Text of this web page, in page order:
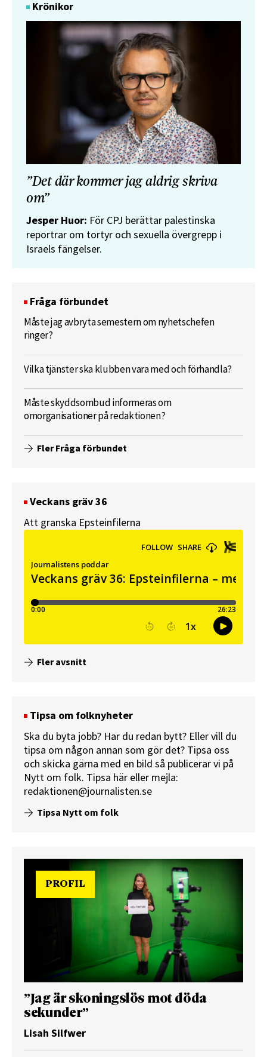
Krönikor
”Det där kommer jag aldrig skriva
om”
Jesper Huor: För CPJ berättar palestinska
reportrar om tortyr och sexuella övergrepp i
Israels fängelser.
Fråga förbundet
Måste jag avbryta semestern om nyhetschefen
ringer?
Vilka tjänster ska klubben vara med och förhandla?
Måste skyddsombud informeras om
omorganisationer på redaktionen?
Fler Fråga förbundet
Veckans gräv 36
Att granska Epsteinfilerna
Fler avsnitt
Tipsa om folknyheter
Ska du byta jobb? Har du redan bytt? Eller vill du
tipsa om någon annan som gör det? Tipsa oss
och skicka gärna med en bild så publicerar vi på
Nytt om folk. Tipsa här eller mejla:
redaktionen@journalisten.se
Tipsa Nytt om folk
PROFIL
”Jag är skoningslös mot döda
sekunder”
Lisah Silfwer